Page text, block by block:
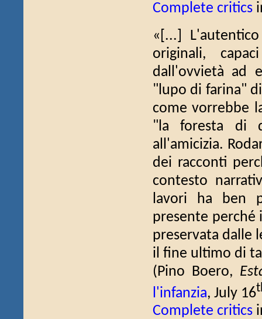
Complete critics
«[...]
originali,
dall'ovvietà ad
"lupo di farina"
come vorrebbe
"la foresta di
all'amicizia.
dei racconti
contesto
lavori ha ben
presente perché
preservata dalle
il fine ultimo di
(Pino Boero,
l'infanzia, July 16
Complete critics